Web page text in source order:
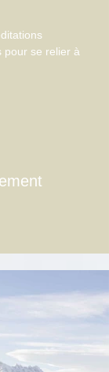
pour se relier à